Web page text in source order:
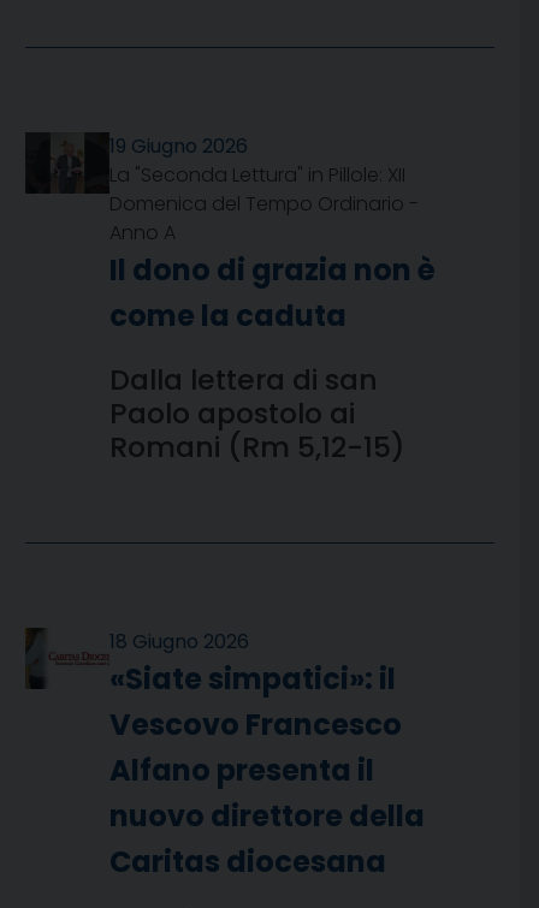
19 Giugno 2026
La "Seconda Lettura" in Pillole: XII
Domenica del Tempo Ordinario -
Anno A
Il dono di grazia non è
come la caduta
Dalla lettera di san
Paolo apostolo ai
Romani (Rm 5,12-15)
18 Giugno 2026
«Siate simpatici»: il
Vescovo Francesco
Alfano presenta il
nuovo direttore della
Caritas diocesana